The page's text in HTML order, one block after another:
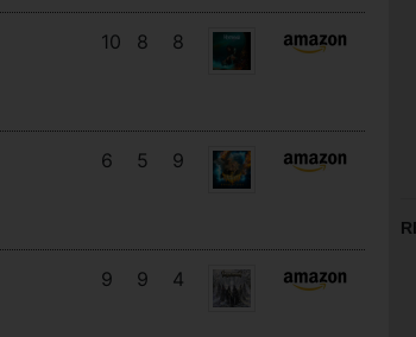
10 8 8
6 5 9
9 9 4